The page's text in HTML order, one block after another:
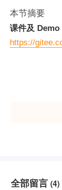
本节摘要
课件及 Demo
https://
全部留言 (4)